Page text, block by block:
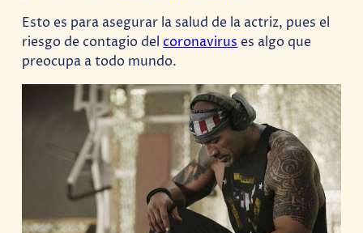
Esto es para asegurar la salud de la actriz, pues el
riesgo de contagio delcoronavirus es algo que
preocupa a todo mundo.